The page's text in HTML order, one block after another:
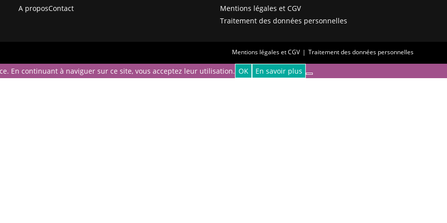
A proposContact
Mentions légales et CGV
Traitement des données personnelles
Mentions légales et CGV Traitement des données personnelles
En continuant à naviguer sur ce site, vous acceptez leur utilisation. OK En savoir plus